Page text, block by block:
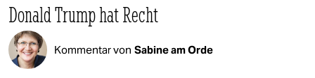
Donald Trump hat Recht
Kommentar von Sabine am Orde